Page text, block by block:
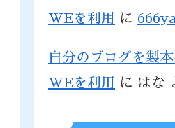
WEを利用
に
自分のブログを製
WEを利用
に はな